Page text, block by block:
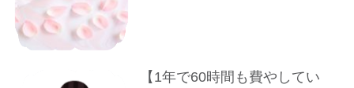
【1年で60時間も費やしてい